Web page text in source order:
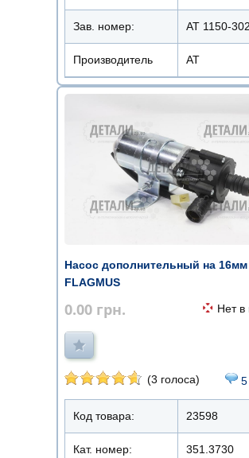
Зав. номер: AT 1150-
Производитель АТ
Насос дополнительный на 16мм
FLAGMUS
0.00 грн. Нет в
(3 голоса) 5
Код товара: 23598
Кат. номер: 351.3730